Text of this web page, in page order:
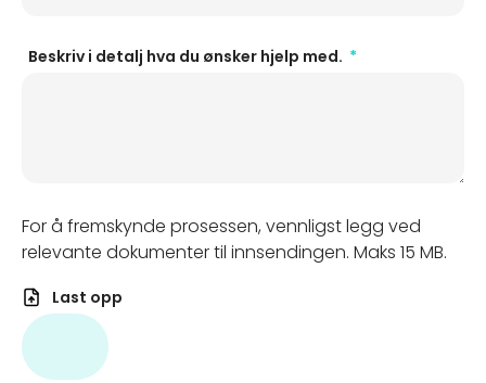
Beskriv i detalj hva du ønsker hjelp med.
For å fremskynde prosessen, vennligst legg ved
relevante dokumenter til innsendingen. Maks 15 MB.
Last opp